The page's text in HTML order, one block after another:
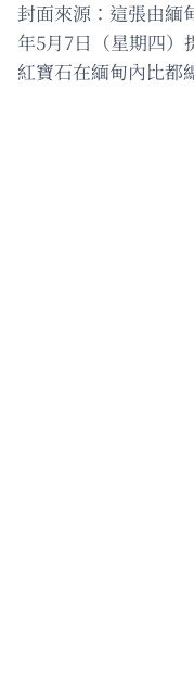
封面來源：這張由緬
年5月7日（星期四）
紅寶石在緬甸內比都